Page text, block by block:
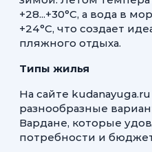
+28...+30°C, а вода в
+24°C, что создает
пляжного отдыха.
Типы жилья
На сайте
разнообразные
Вардане, которые
потребности и